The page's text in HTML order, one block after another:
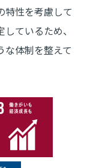
特性を考慮して
ているため、
な体制を整えて